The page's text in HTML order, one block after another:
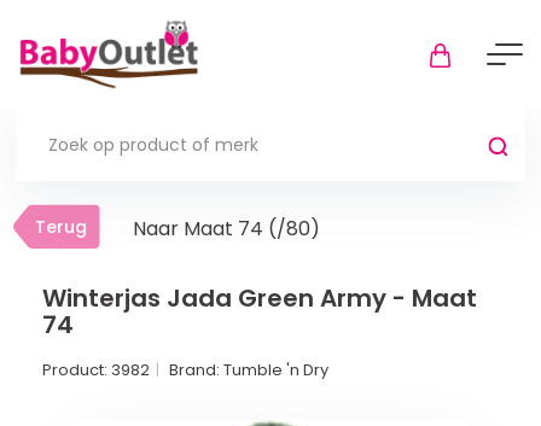
Terug
Thuis
Terug Naar Maat 74 (/80)
Winterjas Jada Green Army - Maat
74
Product: 3982 Brand: Tumble 'n Dry